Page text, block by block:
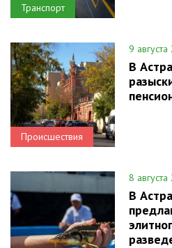
Транспорт
Происшествия
9
В
8
В